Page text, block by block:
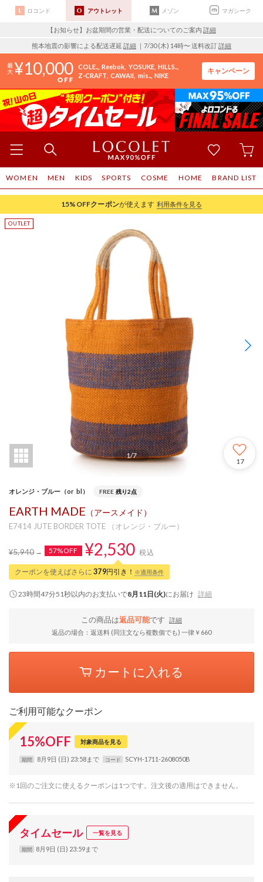
ロコンド アウトレット メゾン マガシーク
【お知らせ】お盆期間の営業・配送についてのご案内 詳細
熊本地震の影響による配送遅延 詳細 ｜7/30 (木) 14時〜 送料改訂詳細
10,000 COLE.. Reebok YOSUKE HILLS..
Z-CRAFT CAWAII mis.. NIKE
キャンペーン
WOMEN MEN KIDS SPORTS COSME HOME BRAND LIST
15%OFFクーポンが使えます 利用条件を見る
1/7
17
オレンジ・ブルー（or_bl） FREE 残り2点
EARTH MADE （アースメイド）
E7414 JUTE BORDER TOTE （オレンジ・ブルー）
¥5,940 57%OFF ¥2,530 税込
クーポンを使えばさらに 379円引き！ ※適用条件
23時間47分50秒以内のお支払いで8月11日(火)にお届け 詳細
この商品は返品可能です
詳細
返品の場合：返送料 (同注文なら複数個でも) 一律￥660
カートに入れる
ご利用可能なクーポン
15%OFF 対象商品を見る
期間 8月9日 (日) 23:58まで コード SCYH-1711-2608050B
※1回のご注文に使えるクーポンは1つです。注文後の適用はできません。
タイムセール 一覧を見る
期間 8月9日 (日) 23:59まで